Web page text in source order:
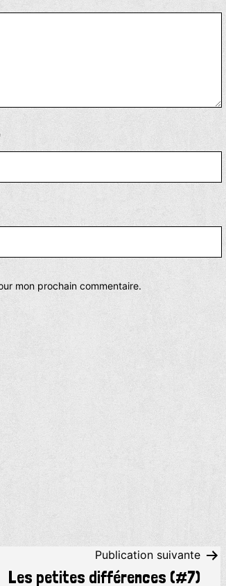
mon prochain commentaire.
Publication suivante
Les petites différences (#7)